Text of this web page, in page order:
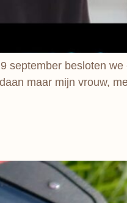
september besloten
maar mijn vrouw,